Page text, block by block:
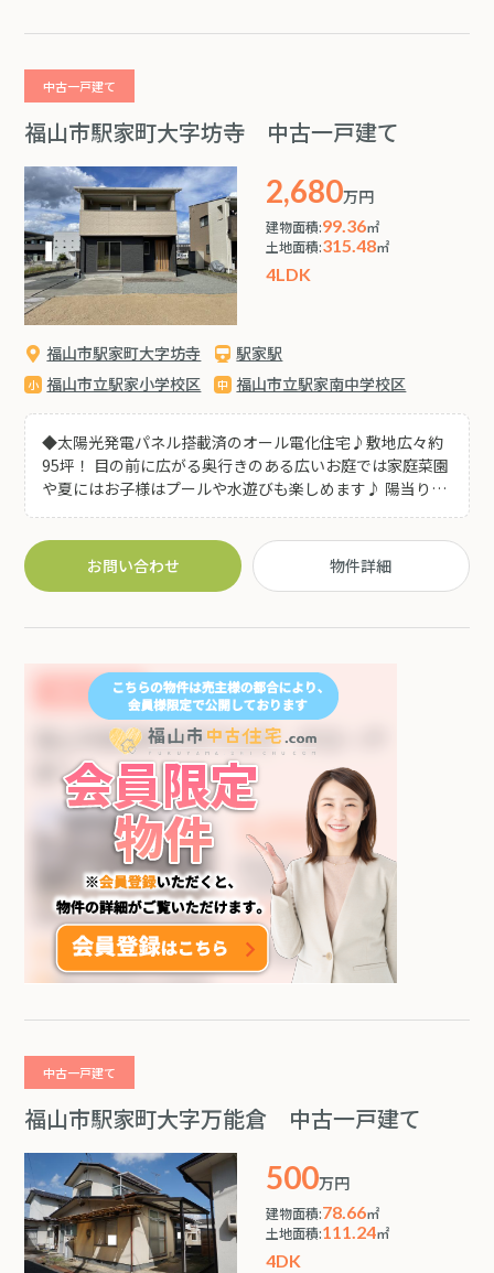
中古一戸建て
福山市駅家町大字坊寺 中古一戸建て
2,680万円
建物面積:99.36㎡
土地面積:315.48㎡
4LDK
福山市駅家町大字坊寺
駅家駅
福山市立駅家小学校区
福山市立駅家南中学校区
◆太陽光発電パネル搭載済のオール電化住宅♪敷地広々約
95坪！ 目の前に広がる奥行きのある広いお庭では家庭菜園
や夏にはお子様はプールや水遊びも楽しめます♪ 陽当りの
良いリビングでは開放的なお庭の景色を眺めながらゆった
り寛ぎの時間をお過ごしいただけます♪2024年4月クロス
交換済! ◆駐車場にはカーポート付き！！ワイドバルコニー
で雨の日のお洗濯干しも快適です♪
お問い合わせ 物件詳細
中古一戸建て
福山市駅家町大字万能倉 中古一戸建て
500万円
建物面積:78.66㎡
土地面積:111.24㎡
4DK